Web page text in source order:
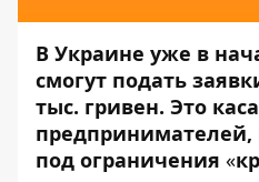
В Украине уже в
смогут подать
тыс. гривен. Это
предпринимателей,
под ограничения «